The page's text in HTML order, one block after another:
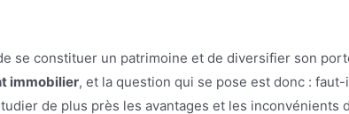
se constituer un patrimoine et de diversifier son
immobilier, et la question qui se pose est donc :
de plus près les avantages et les inconvénients